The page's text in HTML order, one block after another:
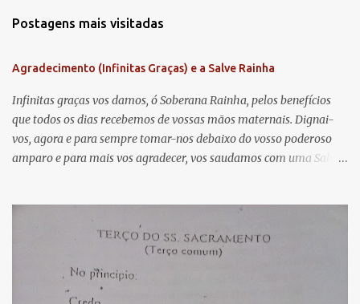
e
t
á
r
i
o
Postagens mais visitadas
Agradecimento (Infinitas Graças) e a Salve Rainha
Infinitas graças vos damos, ó Soberana Rainha, pelos benefícios
que todos os dias recebemos de vossas mãos maternais. Dignai-
vos, agora e para sempre tomar-nos debaixo do vosso poderoso
amparo e para mais vos agradecer, vos saudamos com uma Salve
lágrimas. Eia, pois, Advogada nossa, estes vossos olhos
misericordiosos a nós volvei, e depois deste desterro, mostrai-nos
Jesus. Bendito é o fruto do vosso ventre, ó clemente, ó piedosa, ó
doce e sempre Virgem Maria. Rogai por nós Santa Mãe de Deus.